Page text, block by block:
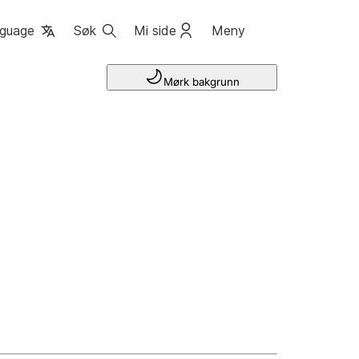
Søk Mi side Meny
Mørk bakgrunn